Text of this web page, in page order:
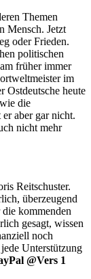
Themen
Mensch. Jetzt
oder Frieden.
politischen
früher immer
im
Ostdeutsche heute
die
aber gar nicht.
nicht mehr
Reitschuster.
überzeugend
kommenden
gesagt, wissen
noch
Unterstützung
@Vers 1